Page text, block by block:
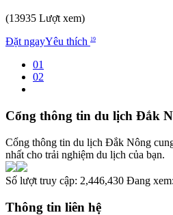
(13935 Lượt xem)
Đặt ngayYêu thích 19
01
02
Cổng thông tin du lịch Đắk
Cổng thông tin du lịch Đắk Nông
nhất cho trải nghiệm du lịch của bạn.
Số lượt truy cập: 2,446,430 Đang xem:
Thông tin liên hệ